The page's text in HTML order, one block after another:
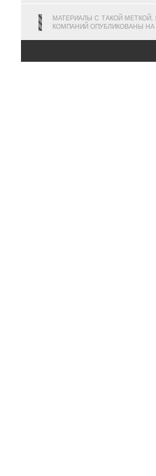
МАТЕРИАЛЫ С ТАКОЙ
КОМПАНИЙ ОПУБЛИКОВАНЫ